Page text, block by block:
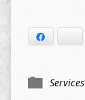
Services